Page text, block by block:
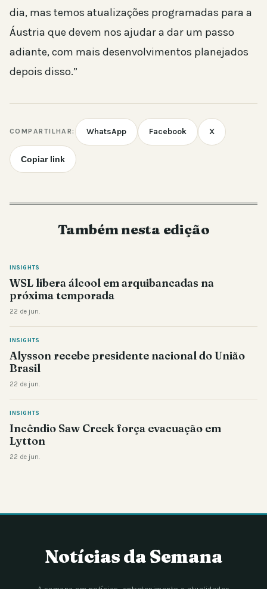
dia, mas temos atualizações programadas para a
Áustria que devem nos ajudar a dar um passo
adiante, com mais desenvolvimentos planejados
depois disso.”
COMPARTILHAR: WhatsApp Facebook X
Copiar link
Também nesta edição
INSIGHTS
WSL libera álcool em arquibancadas na
próxima temporada
22 de jun.
INSIGHTS
Alysson recebe presidente nacional do União
Brasil
22 de jun.
INSIGHTS
Incêndio Saw Creek força evacuação em
Lytton
22 de jun.
Notícias da Semana